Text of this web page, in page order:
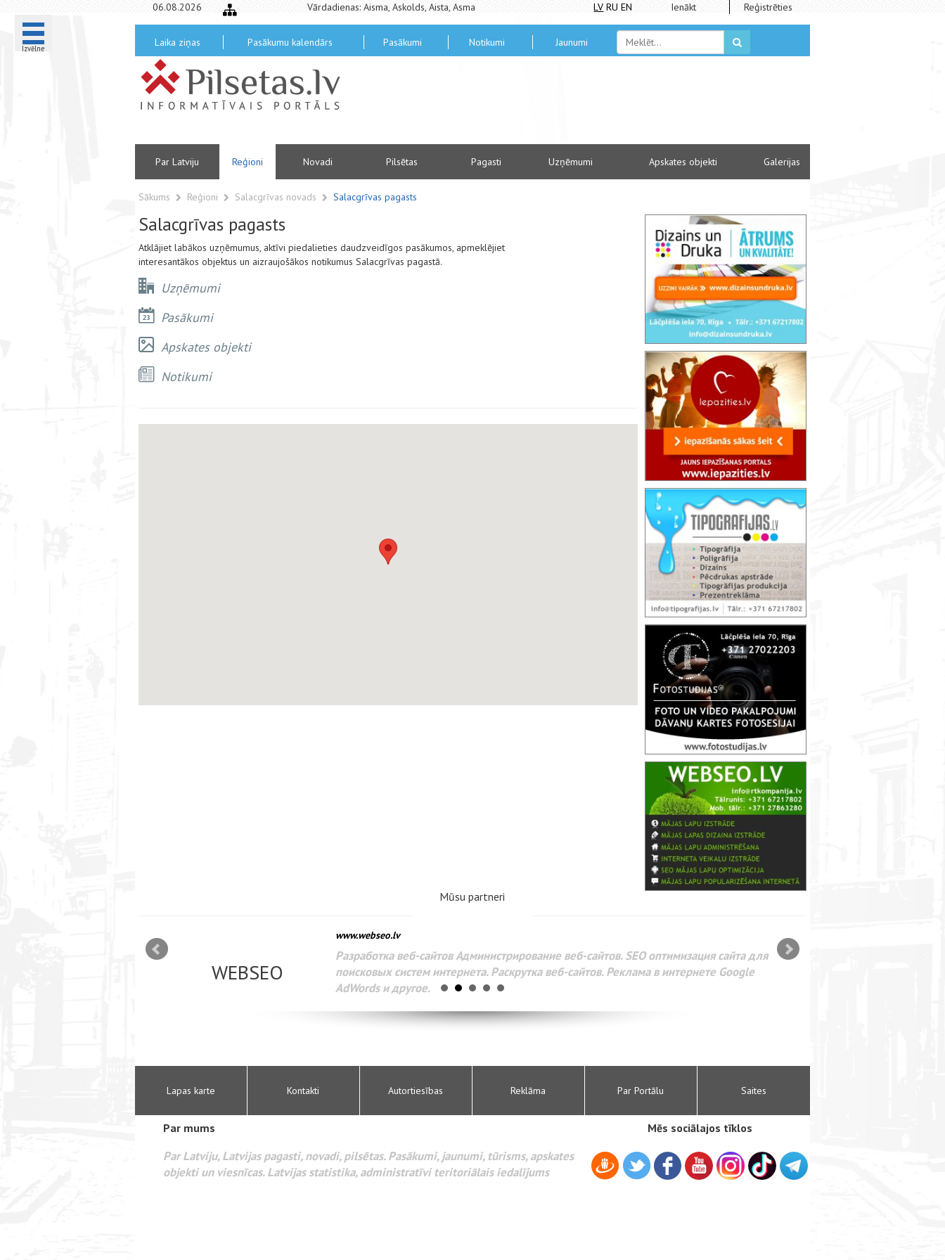
Izvēlne
06.08.2026 Vārdadienas: Aisma, Askolds, Aista, Asma LV RU EN Ienākt Reģistrēties
Laika ziņas Pasākumu kalendārs Pasākumi Notikumi Jaunumi
Par Latviju Reģioni Novadi Pilsētas Pagasti Uzņēmumi Apskates objekti Galerijas
Sākums Reģioni Salacgrīvas novads Salacgrīvas pagasts
Salacgrīvas pagasts
Atklājiet labākos uzņēmumus, aktīvi piedalieties daudzveidīgos pasākumos, apmeklējiet
interesantākos objektus un aizraujošākos notikumus Salacgrīvas pagastā.
Uzņēmumi
Pasākumi
Apskates objekti
Notikumi
Mūsu partneri
WEBSEO
www.webseo.lv
Разработка веб-сайтов Администрирование веб-сайтов. SEO оптимизация сайта для
поисковых систем интернета. Раскрутка веб-сайтов. Реклама в интернете Google
AdWords и другое.
Lapas karte Kontakti Autortiesības Reklāma Par Portālu Saites
Par mums
Par Latviju, Latvijas pagasti, novadi, pilsētas. Pasākumi, jaunumi, tūrisms, apskates
objekti un viesnīcas. Latvijas statistika, administratīvi teritoriālais iedalījums
Mēs sociālajos tīklos